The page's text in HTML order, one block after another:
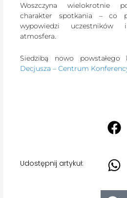
Woszczyna wielokrotnie
charakter spotkania – co
wypowiedzi uczestników
atmosfera.
Siedzibą nowo powstałego
Decjusza – Centrum
Udostępnij artykuł: